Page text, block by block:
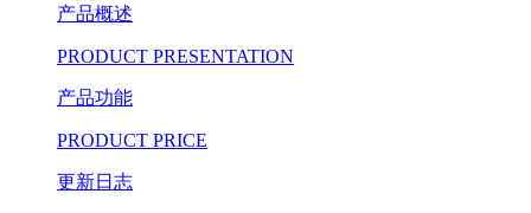
产品概述
PRODUCT PRESENTATION
产品功能
PRODUCT PRICE
更新日志